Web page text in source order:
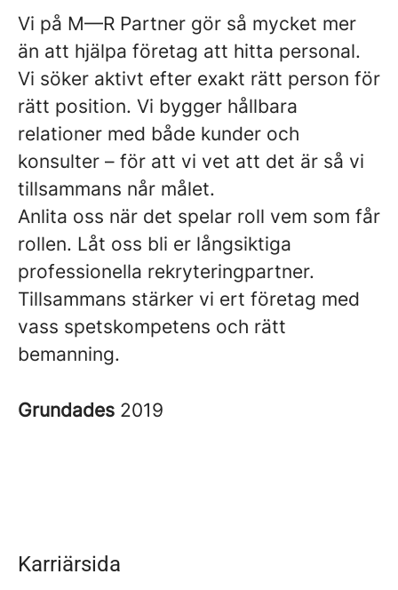
Vi på M—R Partner gör så mycket mer
än att hjälpa företag att hitta personal.
Vi söker aktivt efter exakt rätt person för
rätt position. Vi bygger hållbara
relationer med både kunder och
konsulter – för att vi vet att det är så vi
tillsammans når målet.
Anlita oss när det spelar roll vem som får
rollen. Låt oss bli er långsiktiga
professionella rekryteringpartner.
Tillsammans stärker vi ert företag med
vass spetskompetens och rätt
bemanning.
Grundades 2019
Karriärsida